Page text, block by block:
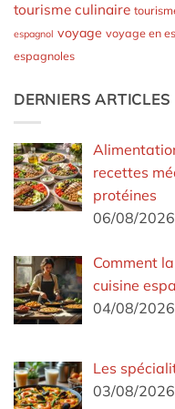
tourisme culinaire
espagnol voyage voyage en
espagnoles
DERNIERS ARTICLES
recettes
protéines
06/08/2026
Comment
cuisine
04/08/2026
Les
03/08/2026